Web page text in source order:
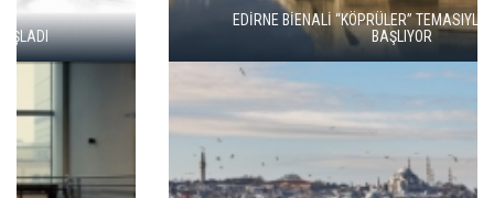
EDİRNE BİENALİ “KÖPRÜLER” TEMASIYLA 21 MAYIS’TA